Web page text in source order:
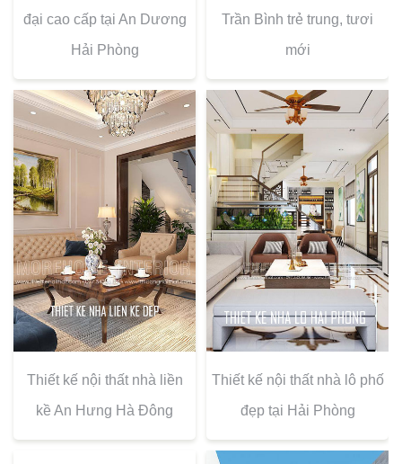
đại cao cấp tại An Dương
Hải Phòng
Trần Bình trẻ trung, tươi
mới
Thiết kế nội thất nhà liền
kề An Hưng Hà Đông
Thiết kế nội thất nhà lô phố
đẹp tại Hải Phòng